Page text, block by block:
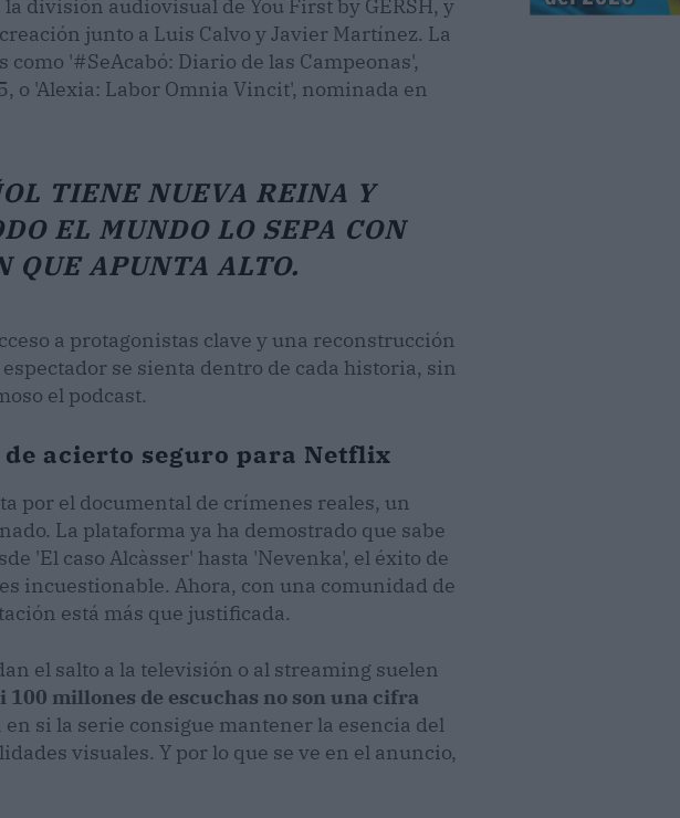
división audiovisual de You First by GERSH, y
junto a Luis Calvo y Javier Martínez. La
'#SeAcabó: Diario de las Campeonas',
o 'Alexia: Labor Omnia Vincit', nominada en
TIENE NUEVA REINA Y
EL MUNDO LO SEPA CON
QUE APUNTA ALTO.
a protagonistas clave y una reconstrucción
se sienta dentro de cada historia, sin
el podcast.
acierto seguro para Netflix
por el documental de crímenes reales, un
La plataforma ya ha demostrado que sabe
'El caso Alcàsser' hasta 'Nevenka', el éxito de
incuestionable. Ahora, con una comunidad de
está más que justificada.
el salto a la televisión o al streaming suelen
100 millones de escuchas no son una cifra
en si la serie consigue mantener la esencia del
visuales. Y por lo que se ve en el anuncio,